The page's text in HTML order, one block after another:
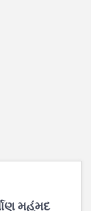
મહંમદ